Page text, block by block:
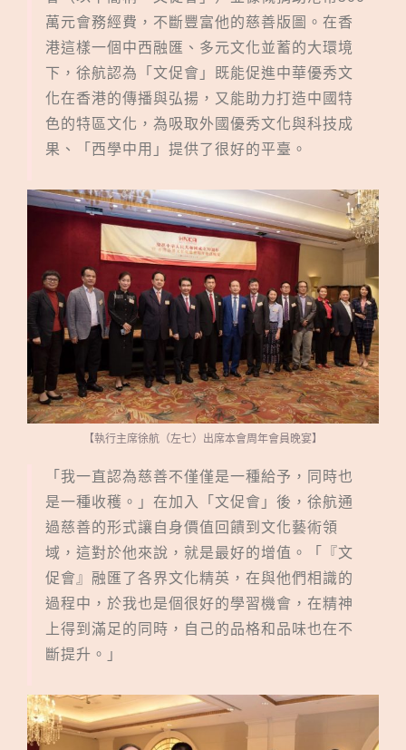
萬元會務經費，不斷豐富他的慈善版圖。在香
港這樣一個中西融匯、多元文化並蓄的大環境
下，徐航認為「文促會」既能促進中華優秀文
化在香港的傳播與弘揚，又能助力打造中國特
色的特區文化，為吸取外國優秀文化與科技成
果、「西學中用」提供了很好的平臺。
【執行主席徐航（左七）出席本會周年會員晚宴】
「我一直認為慈善不僅僅是一種給予，同時也
是一種收穫。」在加入「文促會」後，徐航通
過慈善的形式讓自身價值回饋到文化藝術領
域，這對於他來說，就是最好的增值。「
『文
促會 』 融匯了各界文化精英，在與他們相識的
過程中，於我也是個很好的學習機會，在精神
上得到滿足的同時，自己的品格和品味也在不
斷提升。 」